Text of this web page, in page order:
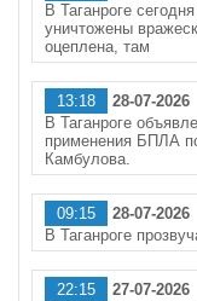
В Таганроге
уничтожены
оцеплена, там
13:18
28-07-2026
В Таганроге
применения БПЛА
Камбулова.
09:15
28-07-2026
В Таганроге
22:15
27-07-2026